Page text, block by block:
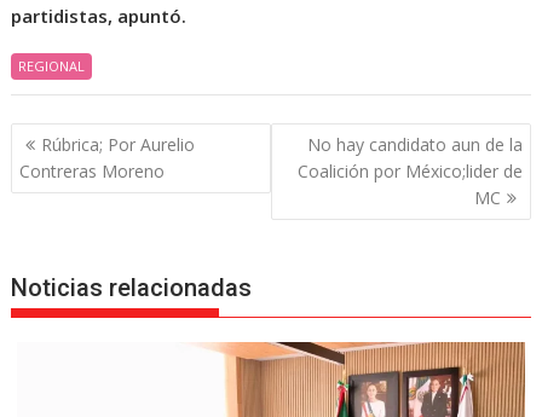
partidistas, apuntó.
REGIONAL
Navegación
de
entradas
Rúbrica; Por Aurelio
Contreras Moreno
No hay candidato aun de la
Coalición por México;lider de
MC
Noticias relacionadas